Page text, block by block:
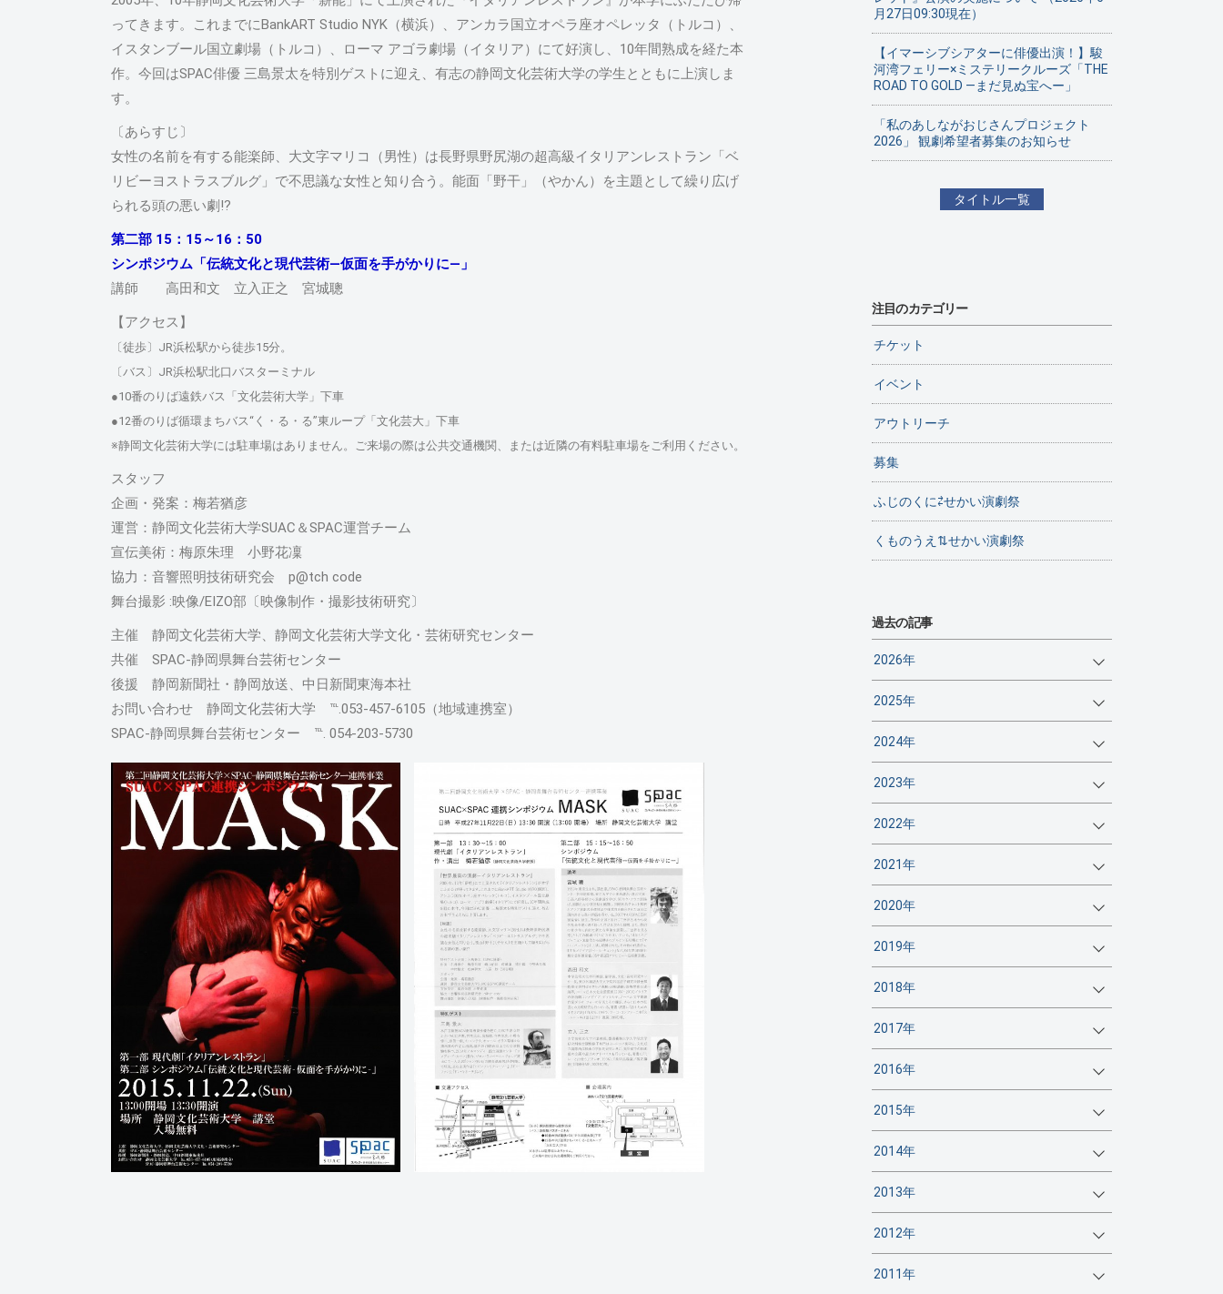
ってきます。これまでにBankART Studio NYK（横浜）、アンカラ国立オペラ座オペレッタ（トルコ）、
イスタンブール国立劇場（トルコ）、ローマ アゴラ劇場（イタリア）にて好演し、10年間熟成を経た本
作。今回はSPAC俳優 三島景太を特別ゲストに迎え、有志の静岡文化芸術大学の学生とともに上演しま
す。
〔あらすじ〕
女性の名前を有する能楽師、大文字マリコ（男性）は長野県野尻湖の超高級イタリアンレストラン「ベ
リビーヨストラスブルグ」で不思議な女性と知り合う。能面「野干」（やかん）を主題として繰り広げ
られる頭の悪い劇!?
第二部 15：15～16：50
シンポジウム「伝統文化と現代芸術―仮面を手がかりに―」
講師 高田和文 立入正之 宮城聰
【アクセス】
〔徒歩〕JR浜松駅から徒歩15分。
〔バス〕JR浜松駅北口バスターミナル
●10番のりば遠鉄バス「文化芸術大学」下車
●12番のりば循環まちバス“く・る・る”東ループ「文化芸大」下車
※静岡文化芸術大学には駐車場はありません。ご来場の際は公共交通機関、または近隣の有料駐車場をご利用ください。
スタッフ
企画・発案：梅若猶彦
運営：静岡文化芸術大学SUAC＆SPAC運営チーム
宣伝美術：梅原朱理 小野花凜
協力：音響照明技術研究会 p@tch code
舞台撮影 :映像/EIZO部〔映像制作・撮影技術研究〕
主催 静岡文化芸術大学、静岡文化芸術大学文化・芸術研究センター
共催 SPAC‐静岡県舞台芸術センター
後援 静岡新聞社・静岡放送、中日新聞東海本社
お問い合わせ 静岡文化芸術大学 ℡.053-457-6105（地域連携室）
SPAC‐静岡県舞台芸術センター ℡. 054-203-5730
月27日09:30現在）
【イマーシブシアターに俳優出演！】駿
河湾フェリー×ミステリークルーズ「THE
ROAD TO GOLD ―まだ見ぬ宝へー」
「私のあしながおじさんプロジェクト
2026」 観劇希望者募集のお知らせ
タイトル一覧
注目のカテゴリー
チケット
イベント
アウトリーチ
募集
ふじのくに⇄せかい演劇祭
くものうえ⇅せかい演劇祭
過去の記事
2026年
2025年
2024年
2023年
2022年
2021年
2020年
2019年
2018年
2017年
2016年
2015年
2014年
2013年
2012年
2011年